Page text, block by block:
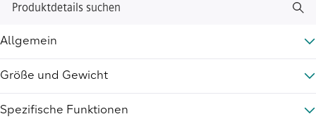
Produktdetails suchen
Allgemein
Größe und Gewicht
Spezifische Funktionen